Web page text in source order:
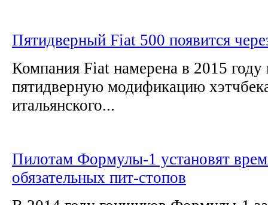
Пятидверный Fiat 500 появится
Компания Fiat намерена в 2015
пятидверную модификацию
итальянского...
Пилотам Формулы-1 установят
обязательных пит-стопов